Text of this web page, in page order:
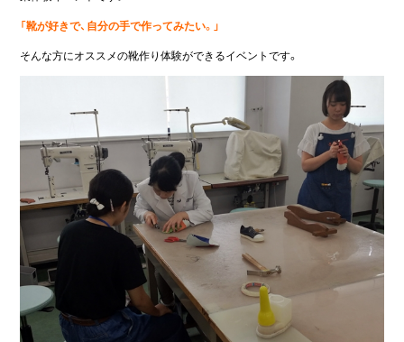
「靴が好きで、自分の手で作ってみたい。」
そんな方にオススメの靴作り体験ができるイベントです。